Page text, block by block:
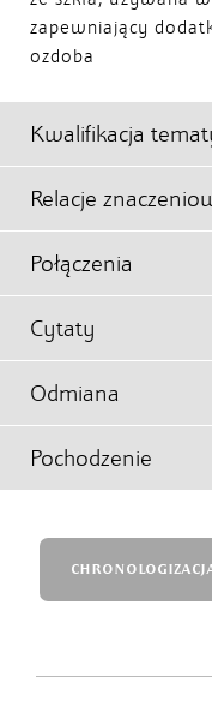
zapewniający
ozdoba
Kwalifikacja
Relacje
Połączenia
Cytaty
Odmiana
Pochodzenie